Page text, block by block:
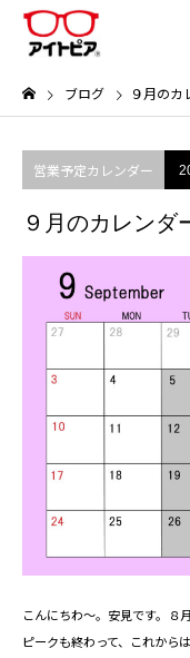
ブログ ９月のカ
営業予定カレンダー
９月のカレンダ
こんにちわ～。安見です。８
ピークも終わって、これから